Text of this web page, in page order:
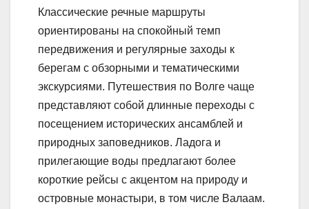
Классические речные маршруты
ориентированы на спокойный темп
передвижения и регулярные заходы к
берегам с обзорными и тематическими
экскурсиями. Путешествия по Волге чаще
представляют собой длинные переходы с
посещением исторических ансамблей и
природных заповедников. Ладога и
прилегающие воды предлагают более
короткие рейсы с акцентом на природу и
островные монастыри, в том числе Валаам.